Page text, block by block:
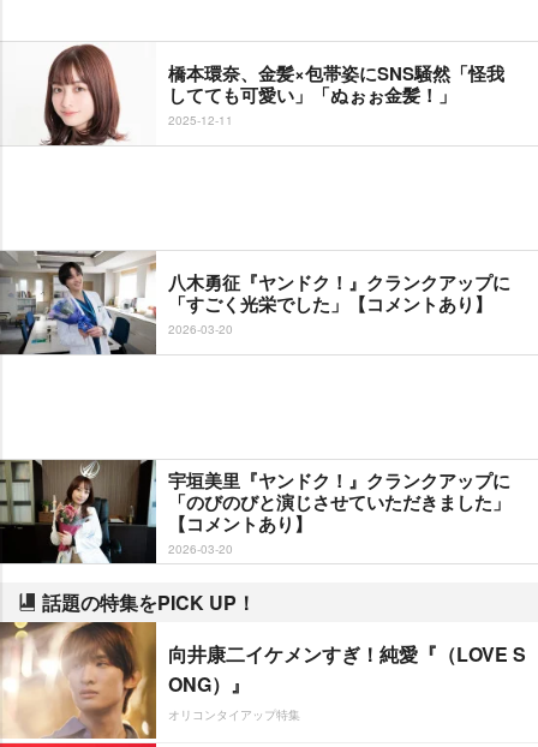
橋本環奈、金髪×包帯姿にSNS騒然「怪我
してても可愛い」「ぬぉぉ金髪！」
2025-12-11
八木勇征『ヤンドク！』クランクアップに
「すごく光栄でした」【コメントあり】
2026-03-20
宇垣美里『ヤンドク！』クランクアップに
「のびのびと演じさせていただきました」
【コメントあり】
2026-03-20
話題の特集をPICK UP！
向井康二イケメンすぎ！純愛『（LOVE S
ONG）』
オリコンタイアップ特集